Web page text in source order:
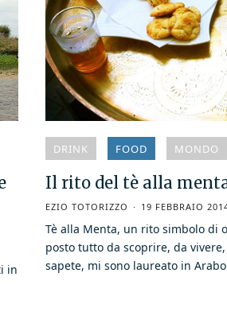
in
DRINK FOOD MONDO
Il rito del tè alla
EZIO TOTORIZZO 19 FEBBRAIO
Tè alla Menta, un rito simbolo di
posto tutto da scoprire, da
sapete, mi sono laureato in